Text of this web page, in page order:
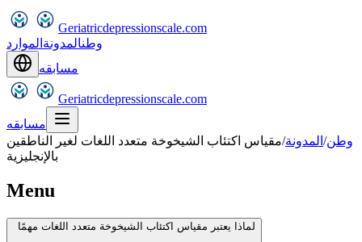
Geriatricdepressionscale.com
وطنالمدونة الموارد
مسابقه
Geriatricdepressionscale.com
مسابقه
وطن/ المدونة/مقياس اكتئاب الشيخوخة متعدد اللغات لغير الناطقين
بالإنجليزية
Menu
لماذا يعتبر مقياس اكتئاب الشيخوخة متعدد اللغات مهمًا